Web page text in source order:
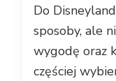
Do
sposoby, ale
wygodę oraz
częściej